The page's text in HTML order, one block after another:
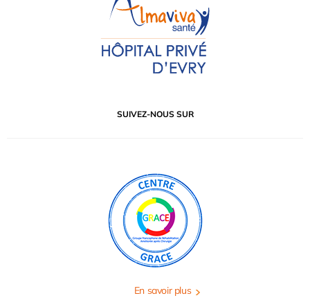
SUIVEZ-NOUS SUR
En savoir plus